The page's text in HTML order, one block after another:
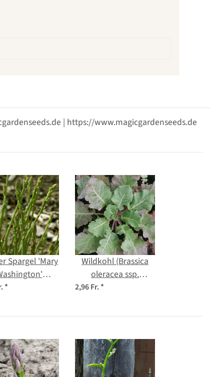
| https://www.magicgardenseeds.de
Spargel 'Mary
*
Wildkohl (Brassica
oleracea ssp.
oleracea) Samen
2,96 Fr.*